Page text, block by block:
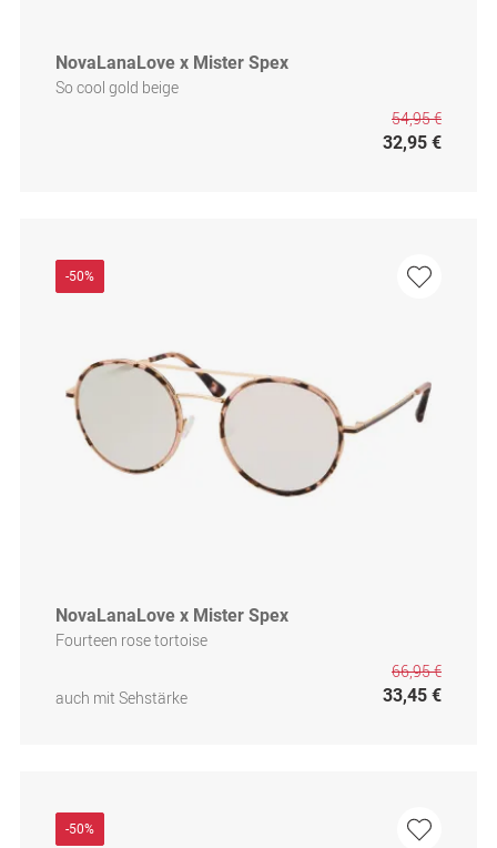
NovaLanaLove x Mister Spex
So cool gold beige
54,95 €
32,95 €
-50%
NovaLanaLove x Mister Spex
Fourteen rose tortoise
auch mit Sehstärke
66,95 €
33,45 €
-50%